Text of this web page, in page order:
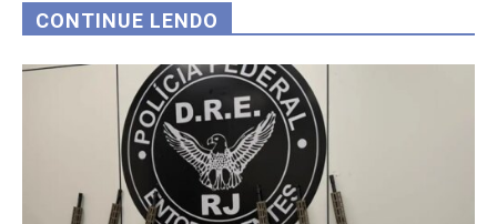
CONTINUE LENDO